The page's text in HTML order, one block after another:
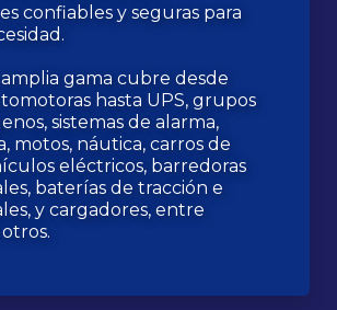
confiables y seguras para
gama cubre desde
hasta UPS, grupos
sistemas de alarma,
motos, náutica, carros de
eléctricos, barredoras
baterías de tracción e
y cargadores, entre